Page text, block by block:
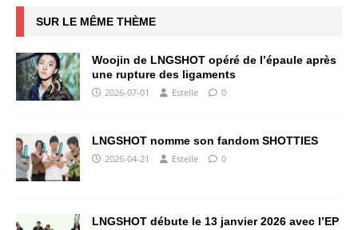
SUR LE MÊME THÈME
Woojin de LNGSHOT opéré de l’épaule après
une rupture des ligaments
2026-07-01 Estelle 0
LNGSHOT nomme son fandom SHOTTIES
2026-04-21 Estelle 0
LNGSHOT débute le 13 janvier 2026 avec l’EP